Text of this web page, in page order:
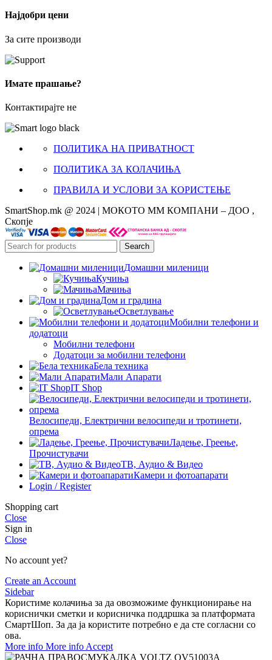
Најдобри цени
За сите производи
Имате прашање?
Контактирајте не
ПОЛИТИКА НА ПРИВАТНОСТ
ПОЛИТИКА ЗА КОЛАЧИЊА
ПРАВИЛА И УСЛОВИ ЗА КОРИСТЕЊЕ
SmartShop.mk @ 2024 | МОКОТО ММ КОМПАНИ – ДОО ,
Скопје
Search
Домашни миленици
Кучиња
Мачиња
Дом и градина
Осветлување
Мобилни телефони и
додатоци
Мобилни телефони
Додатоци за мобилни телефони
Бела техника
Мали Апарати
IT Shop
Велосипеди, Електрични велосипеди и тротинети,
опрема
Ладење, Греење,
Прочистувачи
ТВ, Аудио & Видео
Камери и фотоапарати
Login / Register
Shopping cart
Close
Sign in
Close
No account yet?
Create an Account
Sidebar
Користиме колачиња за да овозможиме функционирање на
кориснички сметки и корисничка поддршка за платформата
СмартШоп. За да ја користите потребно е да сте согласни со
ова.
More info More info Accept